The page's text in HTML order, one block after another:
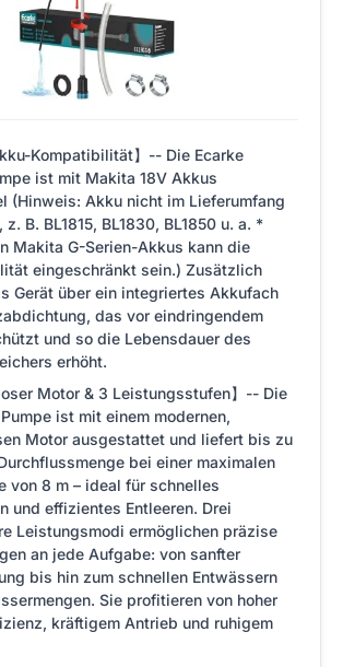
Kompatibilität】-- Die Ecarke
ist mit Makita 18V Akkus
(Hinweis: Akku nicht im Lieferumfang
B. BL1815, BL1830, BL1850 u. a. *
Makita G-Serien-Akkus kann die
eingeschränkt sein.) Zusätzlich
Gerät über ein integriertes Akkufach
das vor eindringendem
und so die Lebensdauer des
erhöht.
Motor & 3 Leistungsstufen】-- Die
ist mit einem modernen,
Motor ausgestattet und liefert bis zu
bei einer maximalen
von 8 m – ideal für schnelles
und effizientes Entleeren. Drei
Leistungsmodi ermöglichen präzise
an jede Aufgabe: von sanfter
bis hin zum schnellen Entwässern
Sie profitieren von hoher
kräftigem Antrieb und ruhigem